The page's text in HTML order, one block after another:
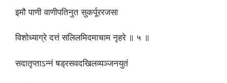
इमौ पाणी वाणीपतिनुत सुकर्पूररजसा
विशोध्याग्रे दत्तं सलिलमिदमाचाम नृहरे ॥ ५ ॥
सदातृप्ताऽन्नं षड्रसवदखिलव्यञ्जनयुतं